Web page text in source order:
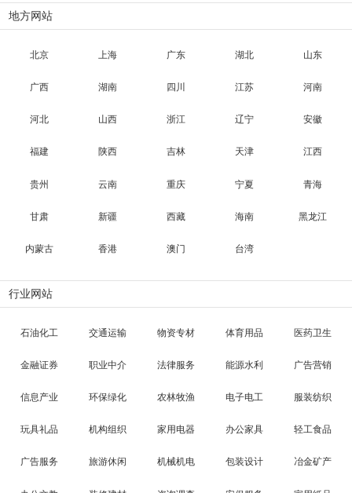
地方网站
北京 上海 广东 湖北 山东
广西 湖南 四川 江苏 河南
河北 山西 浙江 辽宁 安徽
福建 陕西 吉林 天津 江西
贵州 云南 重庆 宁夏 青海
甘肃 新疆 西藏 海南 黑龙江
内蒙古 香港 澳门 台湾
行业网站
石油化工 交通运输 物资专材 体育用品 医药卫生
金融证券 职业中介 法律服务 能源水利 广告营销
信息产业 环保绿化 农林牧渔 电子电工 服装纺织
玩具礼品 机构组织 家用电器 办公家具 轻工食品
广告服务 旅游休闲 机械机电 包装设计 冶金矿产